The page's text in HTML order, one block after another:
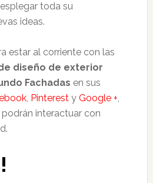
toda su
ideas.
estar al corriente con las
diseño de exterior
Fachadas en sus
, Pinterest y Google +,
interactuar con